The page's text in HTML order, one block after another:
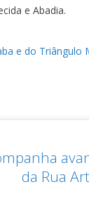
e Abadia.
e do Triângulo
da Rua